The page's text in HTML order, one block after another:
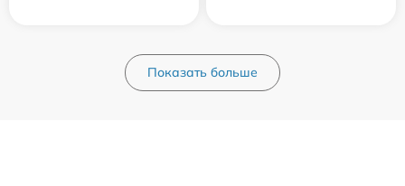
Показать больше